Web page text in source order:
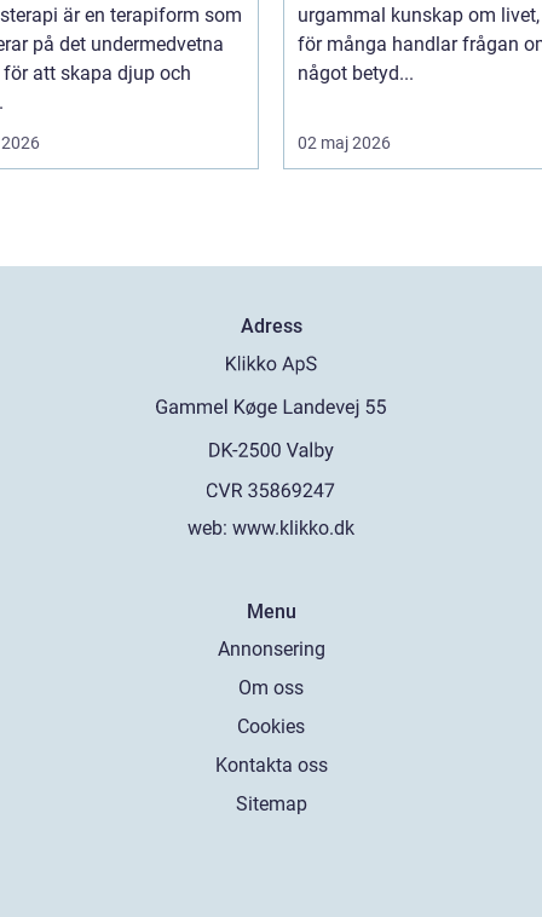
är en terapiform som
på det undermedvetna
att skapa djup och
urgammal kunskap om
för många handlar frågan
något betyd...
02 maj 2026
Adress
web: www.klikko.dk
Menu
Annonsering
Om oss
Cookies
Kontakta oss
Sitemap